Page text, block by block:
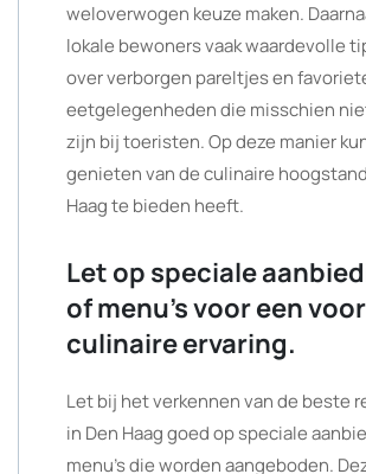
weloverwogen keuze maken.
lokale bewoners vaak waardevolle
over verborgen pareltjes en
eetgelegenheden die misschien
zijn bij toeristen. Op deze manier
genieten van de culinaire
Haag te bieden heeft.
Let op speciale
of menu’s voor een
culinaire ervaring.
Let bij het verkennen van de beste
in Den Haag goed op speciale
menu’s die worden aangeboden.